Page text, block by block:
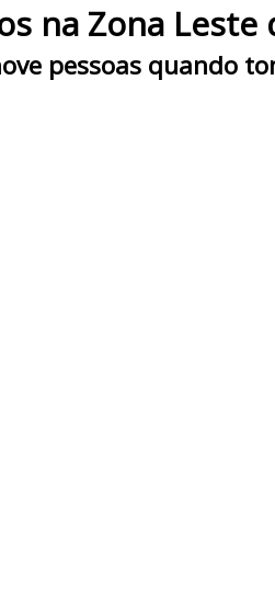
na Zona Leste
pessoas quando